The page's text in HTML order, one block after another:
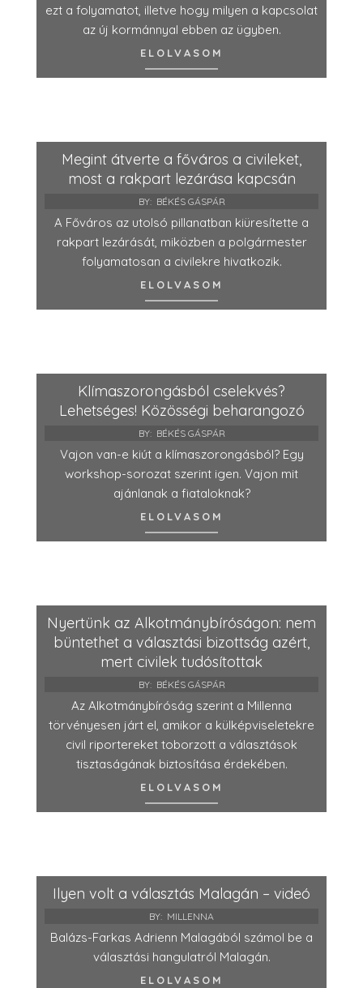
ezt a folyamatot, illetve hogy milyen a kapcsolat
az új kormánnyal ebben az ügyben.
ELOLVASOM
Megint átverte a főváros a civileket,
most a rakpart lezárása kapcsán
BY: BÉKÉS GÁSPÁR
A Főváros az utolsó pillanatban kiüresítette a
rakpart lezárását, miközben a polgármester
folyamatosan a civilekre hivatkozik.
ELOLVASOM
Klímaszorongásból cselekvés?
Lehetséges! Közösségi beharangozó
BY: BÉKÉS GÁSPÁR
Vajon van-e kiút a klímaszorongásból? Egy
workshop-sorozat szerint igen. Vajon mit
ajánlanak a fiataloknak?
ELOLVASOM
Nyertünk az Alkotmánybíróságon: nem
büntethet a választási bizottság azért,
mert civilek tudósítottak
BY: BÉKÉS GÁSPÁR
Az Alkotmánybíróság szerint a Millenna
törvényesen járt el, amikor a külképviseletekre
civil riportereket toborzott a választások
tisztaságának biztosítása érdekében.
ELOLVASOM
Ilyen volt a választás Malagán – videó
BY: MILLENNA
Balázs-Farkas Adrienn Malagából számol be a
választási hangulatról Malagán.
ELOLVASOM